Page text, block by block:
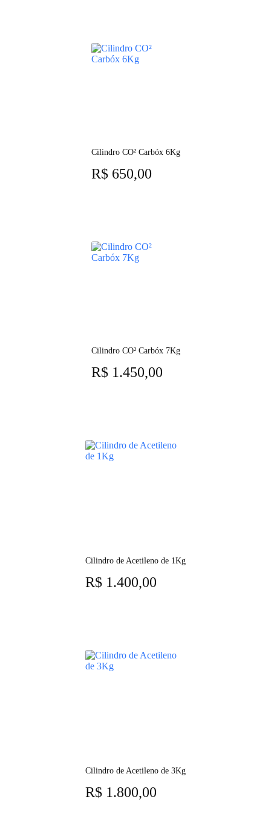
Cilindro CO² Carbóx 6Kg
R$650,00
Cilindro CO² Carbóx 7Kg
R$1.450,00
Cilindro de Acetileno de 1Kg
R$ 1.400,00
Cilindro de Acetileno de 3Kg
R$ 1.800,00